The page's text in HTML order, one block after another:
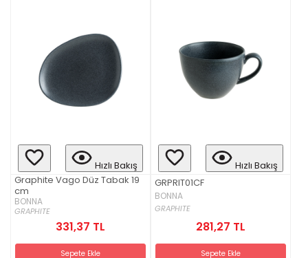
Hızlı Bakış
Graphite Vago Düz Tabak 19
cm
BONNA
GRAPHITE
331,37 TL
Sepete Ekle
Hızlı Bakış
GRPRIT01CF
BONNA
GRAPHITE
281,27 TL
Sepete Ekle